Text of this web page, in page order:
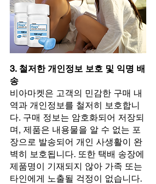
3. 철저한 개인정보 보호 및 익명 배
송
비아마켓은 고객의 민감한 구매 내
역과 개인정보를 철저히 보호합니
다. 구매 정보는 암호화되어 저장되
며, 제품은 내용물을 알 수 없는 포
장으로 발송되어 개인 사생활이 완
벽히 보호됩니다. 또한 택배 송장에
제품명이 기재되지 않아 가족 또는
타인에게 노출될 걱정이 없습니다.